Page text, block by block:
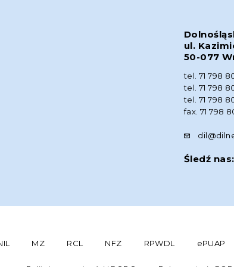
ul.
50-077
tel. 71 798
tel. 71 798
tel. 71 798
fax. 71 798
Śledź nas:
MZ RCL NFZ RPWDL ePUAP